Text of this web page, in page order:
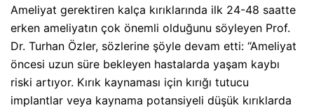
Ameliyat gerektiren kalça kırıklarında ilk 24-48 saatte
erken ameliyatın çok önemli olduğunu söyleyen Prof.
Dr. Turhan Özler, sözlerine şöyle devam etti: “Ameliyat
öncesi uzun süre bekleyen hastalarda yaşam kaybı
riski artıyor. Kırık kaynaması için kırığı tutucu
implantlar veya kaynama potansiyeli düşük kırıklarda